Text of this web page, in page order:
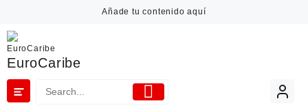
Añade tu contenido aquí
EuroCaribe